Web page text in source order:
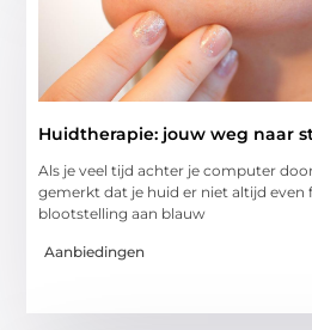
Huidtherapie: jouw weg naar
Als je veel tijd achter je computer
gemerkt dat je huid er niet altijd even
blootstelling aan blauw
Aanbiedingen